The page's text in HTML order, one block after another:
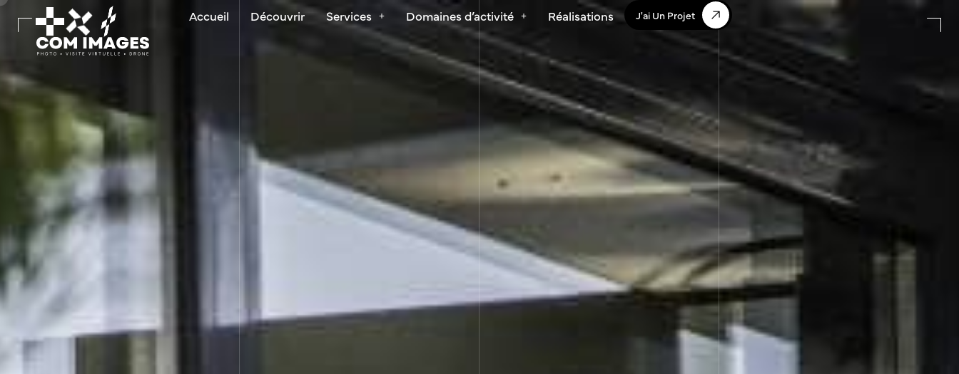
Accueil Découvrir Services Domaines d’activité Réalisations J'ai Un Projet